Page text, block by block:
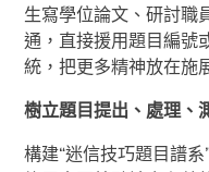
生寫學位論文、研討職
通，直接援用題目編號
統，把更多精神放在施
樹立題目提出、處理、
構建“迷信技巧題目譜